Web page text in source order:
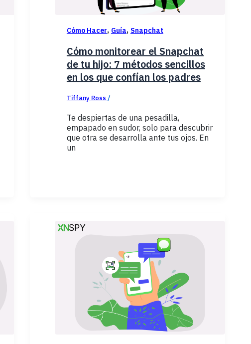
Cómo Hacer, Guía, Snapchat
Cómo monitorear el Snapchat
de tu hijo: 7 métodos sencillos
en los que confían los padres
Tiffany Ross /
Te despiertas de una pesadilla,
empapado en sudor, solo para descubrir
que otra se desarrolla ante tus ojos. En
un